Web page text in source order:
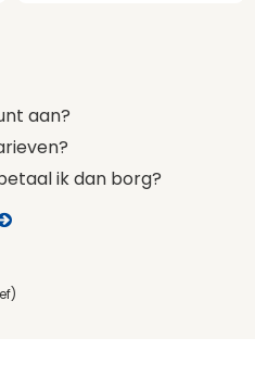
aan?
ik dan borg?